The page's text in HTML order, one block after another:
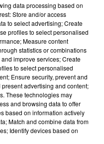
semaines : le préfet ordonne
data processing based on
Store and/or access
to select advertising; Create
profiles to select personalised
Measure content
statistics or combinations
improve services; Create
to select personalised
Ensure security, prevent and
advertising and content;
These technologies may
and browsing data to offer
based on information actively
Match and combine data from
Identify devices based on